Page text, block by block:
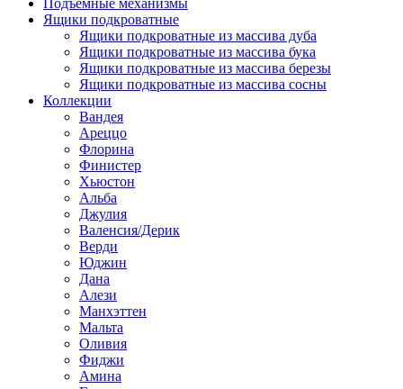
Подъёмные механизмы
Ящики подкроватные
Ящики подкроватные из массива дуба
Ящики подкроватные из массива бука
Ящики подкроватные из массива березы
Ящики подкроватные из массива сосны
Коллекции
Вандея
Ареццо
Флорина
Финистер
Хьюстон
Альба
Джулия
Валенсия/Дерик
Верди
Юджин
Дана
Алези
Манхэттен
Мальта
Оливия
Фиджи
Амина